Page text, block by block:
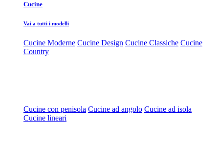
Cucine
Vai a tutti i modelli
Cucine Moderne Cucine Design Cucine Classiche Cucine
Country
Cucine con penisola Cucine ad angolo Cucine ad isola
Cucine lineari